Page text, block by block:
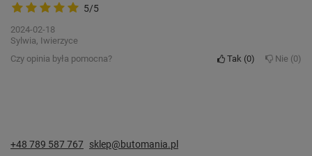
5/5
2024-02-18
Sylwia, Iwierzyce
Czy opinia była pomocna?
Tak 0 Nie 0
+48 789 587 767 sklep@butomania.pl